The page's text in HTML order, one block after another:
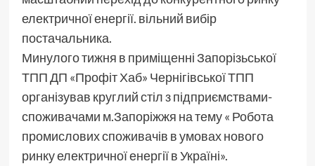
електричної енергії. вільний вибір
постачальника.
Минулого тижня в приміщенні Запорізьської
ТПП ДП «Профіт Хаб» Чернігівської ТПП
організував круглий стіл з підприємствами-
споживачами м.Запоріжжя на тему « Робота
промислових споживачів в умовах нового
ринку електричної енергії в Україні».